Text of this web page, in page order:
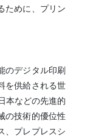
ために、プリン
のデジタル印刷
を供給される世
本などの先進的
の技術的優位性
、プレプレスシ